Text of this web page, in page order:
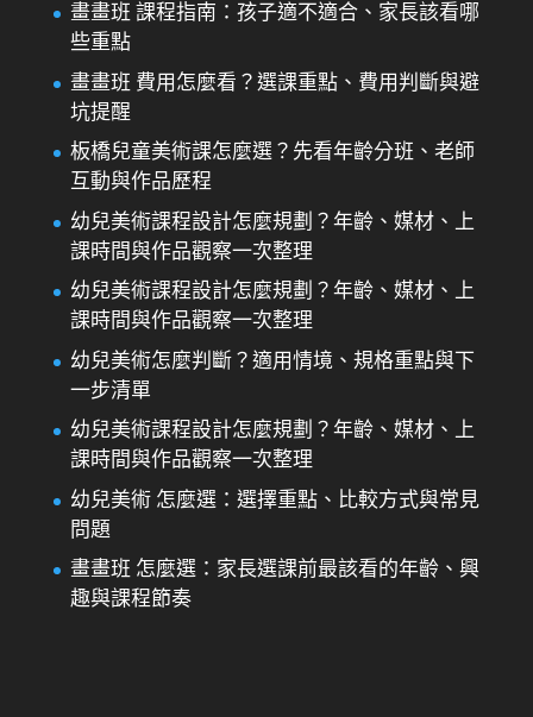
畫畫班 課程指南：孩子適不適合、家長該看哪
些重點
畫畫班 費用怎麼看？選課重點、費用判斷與避
坑提醒
板橋兒童美術課怎麼選？先看年齡分班、老師
互動與作品歷程
幼兒美術課程設計怎麼規劃？年齡、媒材、上
課時間與作品觀察一次整理
幼兒美術課程設計怎麼規劃？年齡、媒材、上
課時間與作品觀察一次整理
幼兒美術怎麼判斷？適用情境、規格重點與下
一步清單
幼兒美術課程設計怎麼規劃？年齡、媒材、上
課時間與作品觀察一次整理
幼兒美術 怎麼選：選擇重點、比較方式與常見
問題
畫畫班 怎麼選：家長選課前最該看的年齡、興
趣與課程節奏